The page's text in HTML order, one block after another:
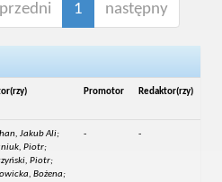
1 następny
Promotor Redaktor(rzy)
Jakub Ali;
Piotr;
Piotr;
Bożena;
- -